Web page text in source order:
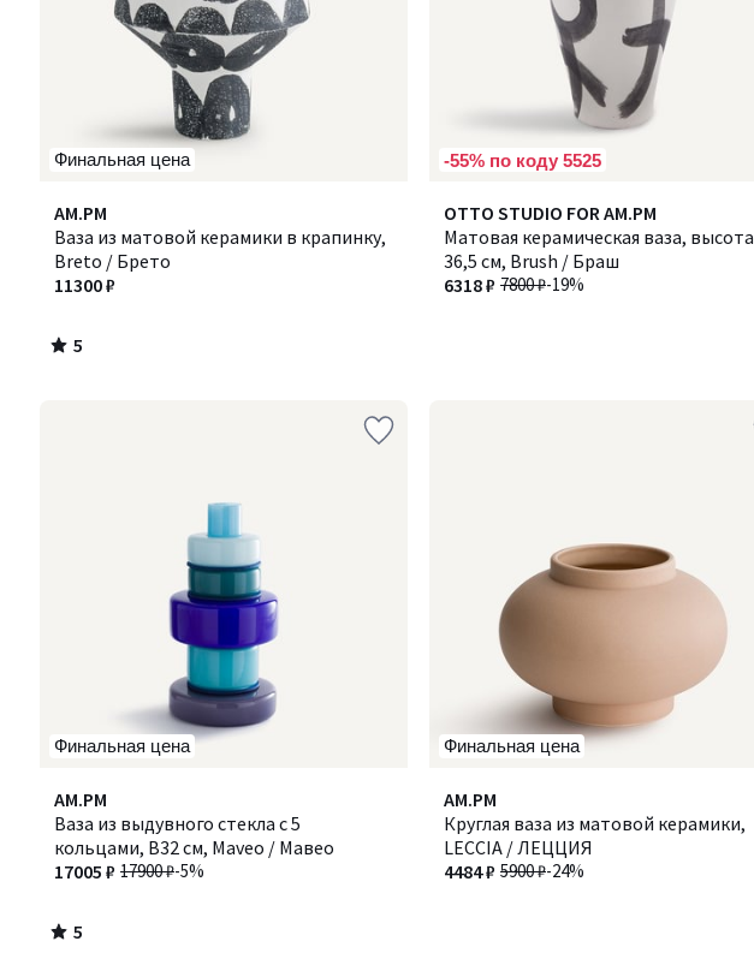
Финальная цена
AM.PM
Ваза из матовой керамики в крапинку,
Breto / Брето
11300 ₽
5
/
5
5
/
-55% по коду 5525
OTTO STUDIO FOR AM.PM
Матовая керамическая ваза, высота
36,5 см, Brush / Браш
7800 ₽-19%
6318 ₽
Финальная цена
AM.PM
Ваза из выдувного стекла с 5
кольцами, В32 см, Maveo / Мавео
17900 ₽-5%
17005 ₽
5
/
5
5
/
Финальная цена
AM.PM
Круглая ваза из матовой керамики,
LECCIA / ЛЕЦЦИЯ
5900 ₽-24%
4484 ₽